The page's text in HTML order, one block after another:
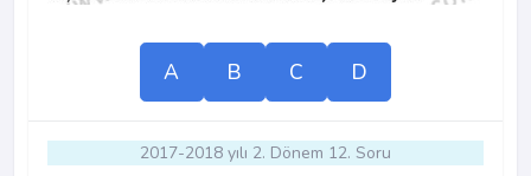
A B C D
2017-2018 yılı 2. Dönem 12. Soru